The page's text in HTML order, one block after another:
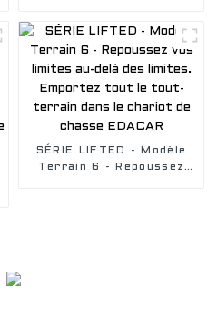
à nos voiturettes de golf
SÉRIE LIFTED - Modèle
Terrain 6 - Repoussez